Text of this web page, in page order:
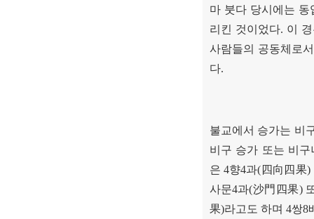
마 붓다 당시에는 동
리킨 것이었다. 이
사람들의 공동체로서
다.
불교에서 승가는 비
비구 승가 또는 비
은4향4과( 四向四果)
사문4과(沙門四果)
果)라고도 하며 4쌍8